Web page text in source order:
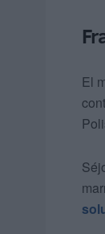
El